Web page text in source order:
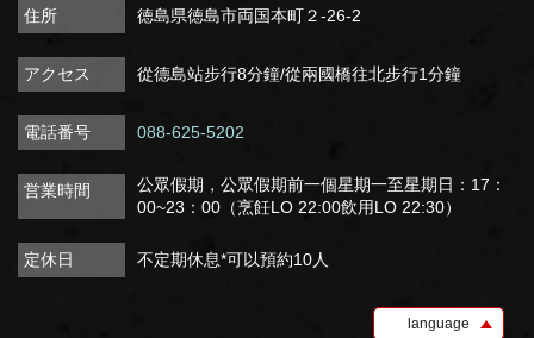
住所 徳島県徳島市両国本町２-26-2
アクセス 從德島站步行8分鐘/從兩國橋往北步行1分鐘
電話番号 088-625-5202
営業時間
公眾假期，公眾假期前一個星期一至星期日：17：
00~23：00（烹飪LO 22:00飲用LO 22:30）
定休日 不定期休息*可以預約10人
language